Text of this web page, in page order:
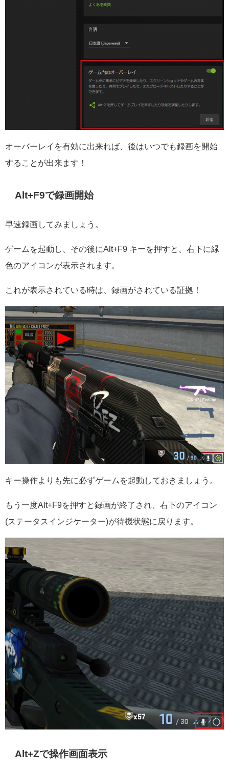
オーバーレイを有効に出来れば、後はいつでも録画を開始
することが出来ます！
Alt+F9で録画開始
早速録画してみましょう。
ゲームを起動し、その後にAlt+F9 キーを押すと、右下に緑
色のアイコンが表示されます。
これが表示されている時は、録画がされている証拠！
キー操作よりも先に必ずゲームを起動しておきましょう。
もう一度Alt+F9を押すと録画が終了され、右下のアイコン
(ステータスインジケーター)が待機状態に戻ります。
Alt+Zで操作画面表示